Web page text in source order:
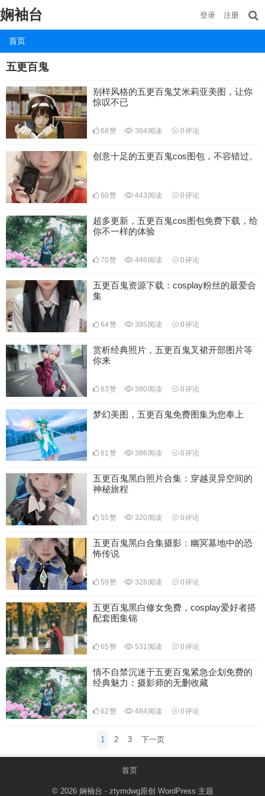
娴袖台
首页
登录 注册
五更百鬼
别样风格的五更百鬼艾米莉亚美图，让你
惊叹不已
68赞 364阅读 0评论
创意十足的五更百鬼cos图包，不容错过。
60赞 443 阅读 0评论
超多更新，五更百鬼cos图包免费下载，给
你不一样的体验
70赞 446 阅读 0评论
五更百鬼资源下载：cosplay粉丝的最爱合
集
64赞 395 阅读 0评论
赏析经典照片，五更百鬼叉裙开部图片等
你来
63赞 380 阅读 0评论
梦幻美图，五更百鬼免费图集为您奉上
61赞 386 阅读 0评论
五更百鬼黑白照片合集：穿越灵异空间的
神秘旅程
55赞 320 阅读 0评论
五更百鬼黑白合集摄影：幽冥墓地中的恐
怖传说
59赞 328 阅读 0评论
五更百鬼黑白修女免费，cosplay爱好者搭
配套图集锦
65赞 531 阅读 0评论
情不自禁沉迷于五更百鬼紧急企划免费的
经典魅力：摄影师的无删收藏
62赞 484阅读 0评论
1 2 3 下一页
首页
© 2026 娴袖台 - ztymdwg原创 WordPress 主题